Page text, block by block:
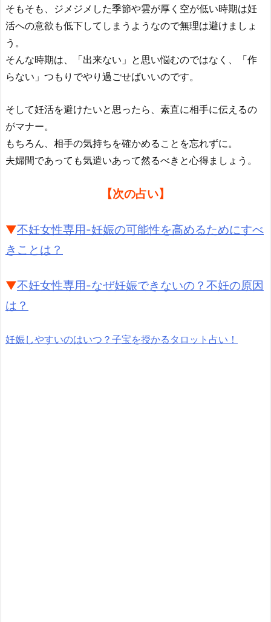
そもそも、ジメジメした季節や雲が厚く空が低い時期は妊
活への意欲も低下してしまうようなので無理は避けましょ
う。
そんな時期は、「出来ない」と思い悩むのではなく、「作
らない」つもりでやり過ごせばいいのです。
そして妊活を避けたいと思ったら、素直に相手に伝えるの
がマナー。
もちろん、相手の気持ちを確かめることを忘れずに。
夫婦間であっても気遣いあって然るべきと心得ましょう。
【次の占い】
▼不妊女性専用-妊娠の可能性を高めるためにすべ
きことは？
▼不妊女性専用-なぜ妊娠できないの？不妊の原因
は？
妊娠しやすいのはいつ？子宝を授かるタロット占い！